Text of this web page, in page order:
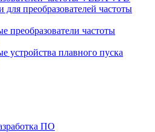
преобразователей частоты
преобразователи частоты
устройства плавного пуска
ПО